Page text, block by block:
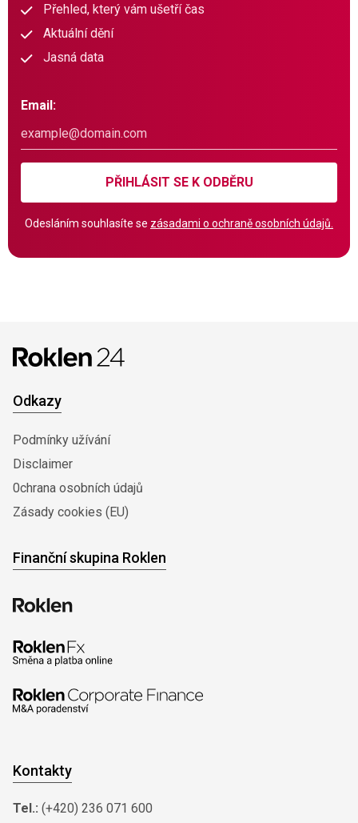
Přehled, který vám ušetří čas
Aktuální dění
Jasná data
Email:
PŘIHLÁSIT SE K ODBĚRU
Odesláním souhlasíte se zásadami o ochraně osobních údajů.
Odkazy
Podmínky užívání
Disclaimer
0chrana osobních údajů
Zásady cookies (EU)
Finanční skupina Roklen
Kontakty
Tel.: (+420) 236 071 600